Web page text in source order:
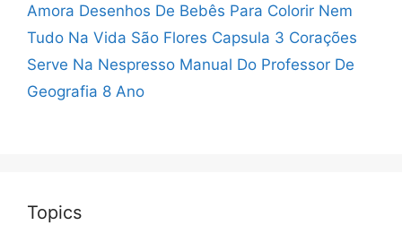
Amora Desenhos De Bebês Para Colorir Nem
Tudo Na Vida São Flores Capsula 3 Corações
Serve Na Nespresso Manual Do Professor De
Geografia 8 Ano
Topics